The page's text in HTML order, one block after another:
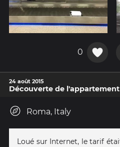
0
24 août 2015
Découverte de l'appartement
Roma, Italy
Loué sur Internet, le tarif